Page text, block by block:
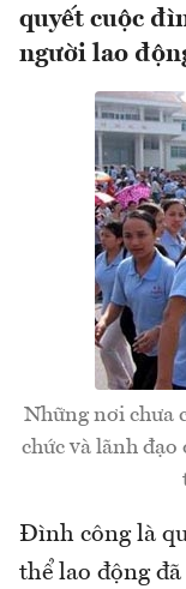
quyết cuộc
người lao
Những nơi chưa
chức và lãnh
Đình công là
thể lao động